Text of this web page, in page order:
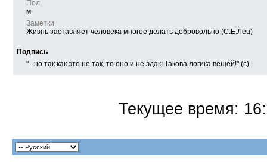
Пол
м
Заметки
Жизнь заставляет человека многое делать добровольно (С.Е.Лец)
Подпись
"...но так как это не так, то оно и не эдак! Такова логика вещей!" (с)
Текущее время: